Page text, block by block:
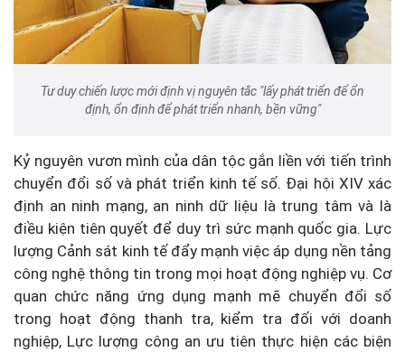
Tư duy chiến lược mới định vị nguyên tắc "lấy phát triển để ổn
định, ổn định để phát triển nhanh, bền vững"
Kỷ nguyên vươn mình của dân tộc gắn liền với tiến trình
chuyển đổi số và phát triển kinh tế số. Đại hội XIV xác
định an ninh mạng, an ninh dữ liệu là trung tâm và là
điều kiện tiên quyết để duy trì sức mạnh quốc gia. Lực
lượng Cảnh sát kinh tế đẩy mạnh việc áp dụng nền tảng
công nghệ thông tin trong mọi hoạt động nghiệp vụ. Cơ
quan chức năng ứng dụng mạnh mẽ chuyển đổi số
trong hoạt động thanh tra, kiểm tra đối với doanh
nghiệp, Lực lượng công an ưu tiên thực hiện các biện